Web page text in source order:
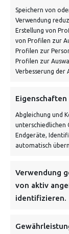
Speichern von
Verwendung
Erstellung von
von Profilen zur
Profilen zur
Profilen zur
Verbesserung der
Eigenschaften
Abgleichung und
unterschiedlichen
Endgeräte,
automatisch
Verwendung
von aktiv
identifizieren.